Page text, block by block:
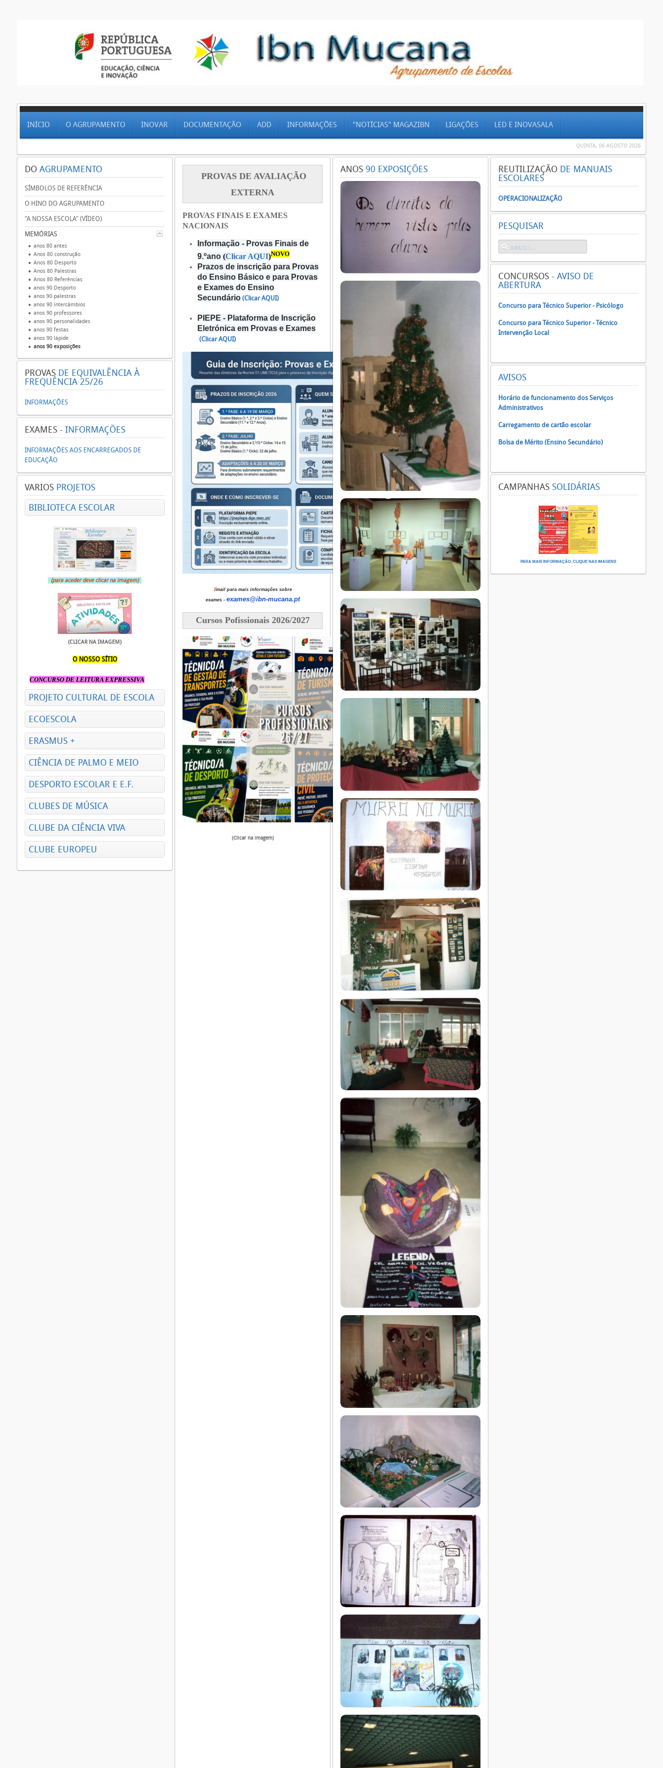
INÍCIO O AGRUPAMENTO INOVAR DOCUMENTAÇÃO ADD INFORMAÇÕES "NOTÍCIAS" MAGAZIBN LIGAÇÕES LED E INOVASALA
QUINTA, 06 AGOSTO 2026
PROVAS DE AVALIAÇÃO
EXTERNA
PROVAS FINAIS E EXAMES
NACIONAIS
Informação - Provas Finais de
9.ºano (Clicar AQUI)NOVO
Prazos de inscrição para Provas
do Ensino Básico e para Provas
e Exames do Ensino
Secundário (Clicar AQUI)
PIEPE - Plataforma de Inscrição
Eletrónica em Provas e Exames
(Clicar AQUI)
Email para mais informações sobre
exames - exames@ibn-mucana.pt
Cursos Pofissionais 2026/2027
(Clicar na imagem)
ANOS 90 EXPOSIÇÕES
DO AGRUPAMENTO
SÍMBOLOS DE REFERÊNCIA
O HINO DO AGRUPAMENTO
"A NOSSA ESCOLA" (VÍDEO)
MEMÓRIAS
anos 80 antes
Anos 80 construção
Anos 80 Desporto
Anos 80 Palestras
Anos 80 Referências
anos 90 Desporto
anos 90 palestras
anos 90 intercâmbios
anos 90 professores
anos 90 personalidades
anos 90 festas
anos 90 lápide
anos 90 exposições
PROVAS DE EQUIVALÊNCIA À
FREQUÊNCIA 25/26
INFORMAÇÕES
EXAMES - INFORMAÇÕES
INFORMAÇÕES AOS ENCARREGADOS DE
EDUCAÇÃO
VARIOS PROJETOS
BIBLIOTECA ESCOLAR
(para aceder deve clicar na imagem)
(CLICAR NA IMAGEM)
O NOSSO SÍTIO
CONCURSO DE LEITURA EXPRESSIVA
PROJETO CULTURAL DE ESCOLA
ECOESCOLA
ERASMUS +
CIÊNCIA DE PALMO E MEIO
DESPORTO ESCOLAR E E.F.
CLUBES DE MÚSICA
CLUBE DA CIÊNCIA VIVA
CLUBE EUROPEU
REUTILIZAÇÃO DE MANUAIS
ESCOLARES
OPERACIONALIZAÇÃO
PESQUISAR
CONCURSOS - AVISO DE
ABERTURA
Concurso para Técnico Superior - Psicólogo
Concurso para Técnico Superior - Técnico
Intervenção Local
AVISOS
Horário de funcionamento dos Serviços
Administrativos
Carregamento de cartão escolar
Bolsa de Mérito (Ensino Secundário)
CAMPANHAS SOLIDÁRIAS
PARA MAIS INFORMAÇÃO, CLIQUE NAS IMAGENS